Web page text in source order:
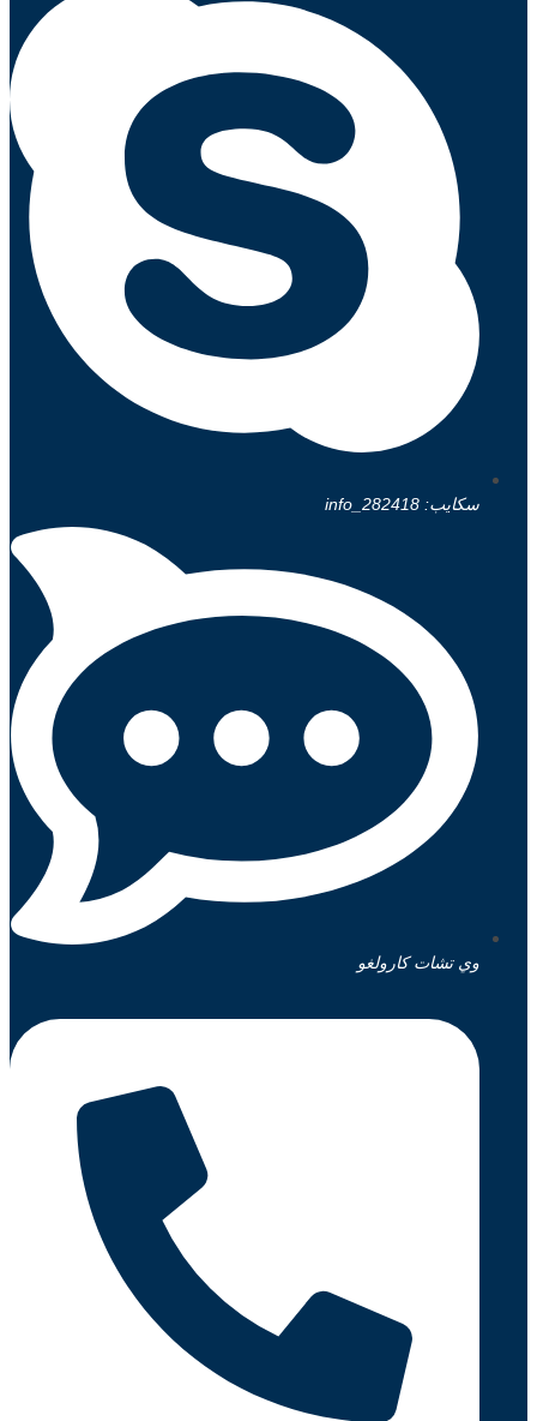
سكايب: info_282418
وي تشات كارولغو